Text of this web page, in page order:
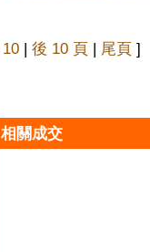
10 | 後 10 頁 | 尾頁 ]
相關成交